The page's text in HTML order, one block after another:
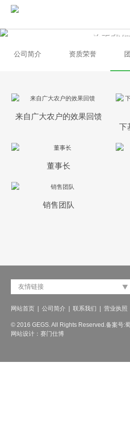
关于我们
公司简介 资质荣誉
来自广大农户的效果回馈
下
董事长
销售团队
网站首页 |公司简介 |联系我们 |营业执照
© 2016 GEGS. All Rights Reserved.备案号:
网站设计：赛门仕博